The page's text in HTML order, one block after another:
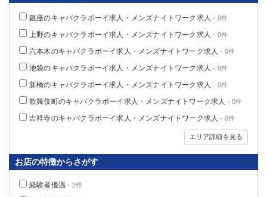
銀座のキャバクラボーイ求人・メンズナイトワーク求人 - 0件
上野のキャバクラボーイ求人・メンズナイトワーク求人 - 0件
六本木のキャバクラボーイ求人・メンズナイトワーク求人 - 0件
池袋のキャバクラボーイ求人・メンズナイトワーク求人 - 0件
新橋のキャバクラボーイ求人・メンズナイトワーク求人 - 0件
歌舞伎町のキャバクラボーイ求人・メンズナイトワーク求人 - 0件
吉祥寺のキャバクラボーイ求人・メンズナイトワーク求人 - 0件
エリア詳細を見る
お店の特徴からさがす
経験者優遇 - 2件
船橋
柏（西口）
木更津
柏（東口）
下総中山
茂原
松戸
八千代台
本八幡
東金
浦安
宇都宮
東武宇都宮（宇都宮西口）